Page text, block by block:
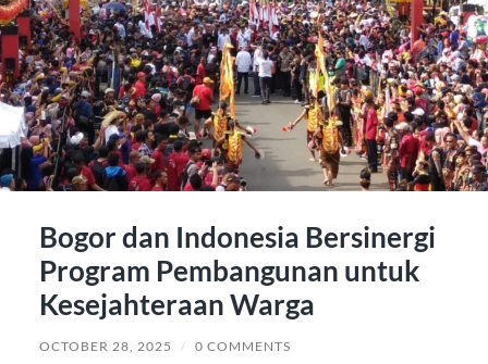
Bogor dan Indonesia Bersinergi
Program Pembangunan untuk
Kesejahteraan Warga
OCTOBER 28, 2025 / 0 COMMENTS